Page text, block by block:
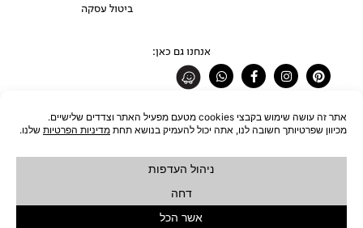
ביטול עסקה
אנחנו גם כאן:
Pinterest
Instagram
Facebook-
f
Whatsapp
רוצים להתעדכן לפני כולם?